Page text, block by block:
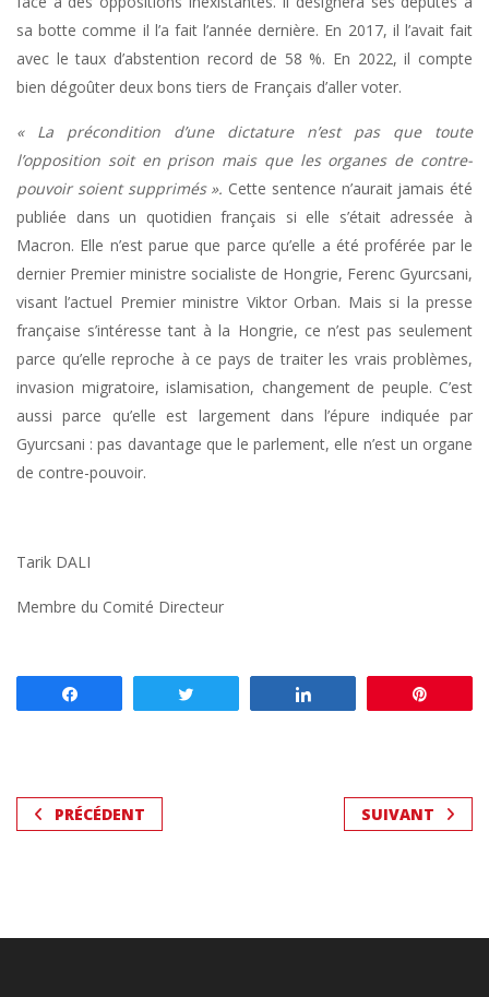
sa botte comme il l’a fait l’année dernière. En 2017, il l’avait fait
avec le taux d’abstention record de 58 %. En 2022, il compte
bien dégoûter deux bons tiers de Français d’aller voter.
« La précondition d’une dictature n’est pas que toute
l’opposition soit en prison mais que les organes de contre-
pouvoir soient supprimés ». Cette sentence n’aurait jamais été
publiée dans un quotidien français si elle s’était adressée à
Macron. Elle n’est parue que parce qu’elle a été proférée par le
dernier Premier ministre socialiste de Hongrie, Ferenc Gyurcsani,
visant l’actuel Premier ministre Viktor Orban. Mais si la presse
française s’intéresse tant à la Hongrie, ce n’est pas seulement
parce qu’elle reproche à ce pays de traiter les vrais problèmes,
invasion migratoire, islamisation, changement de peuple. C’est
aussi parce qu’elle est largement dans l’épure indiquée par
Gyurcsani : pas davantage que le parlement, elle n’est un organe
de contre-pouvoir.
Tarik DALI
Membre du Comité Directeur
PRÉCÉDENT SUIVANT